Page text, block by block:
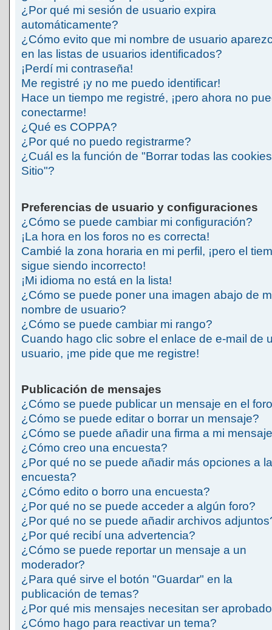
¿Por qué mi sesión de usuario expira
automáticamente?
¿Cómo evito que mi nombre de usuario
en las listas de usuarios identificados?
¡Perdí mi contraseña!
Me registré ¡y no me puedo identificar!
Hace un tiempo me registré, ¡pero ahora no
conectarme!
¿Qué es COPPA?
¿Por qué no puedo registrarme?
¿Cuál es la función de "Borrar todas las
Sitio"?
Preferencias de usuario y configuraciones
¿Cómo se puede cambiar mi configuración?
¡La hora en los foros no es correcta!
Cambié la zona horaria en mi perfil, ¡pero el
sigue siendo incorrecto!
¡Mi idioma no está en la lista!
¿Cómo se puede poner una imagen abajo de
nombre de usuario?
¿Cómo se puede cambiar mi rango?
Cuando hago clic sobre el enlace de e-mail de
usuario, ¡me pide que me registre!
Publicación de mensajes
¿Cómo se puede publicar un mensaje en el
¿Cómo se puede editar o borrar un mensaje?
¿Cómo se puede añadir una firma a mi
¿Cómo creo una encuesta?
¿Por qué no se puede añadir más opciones a la
encuesta?
¿Cómo edito o borro una encuesta?
¿Por qué no se puede acceder a algún foro?
¿Por qué no se puede añadir archivos
¿Por qué recibí una advertencia?
¿Cómo se puede reportar un mensaje a un
moderador?
¿Para qué sirve el botón "Guardar" en la
publicación de temas?
¿Por qué mis mensajes necesitan ser
¿Cómo hago para reactivar un tema?